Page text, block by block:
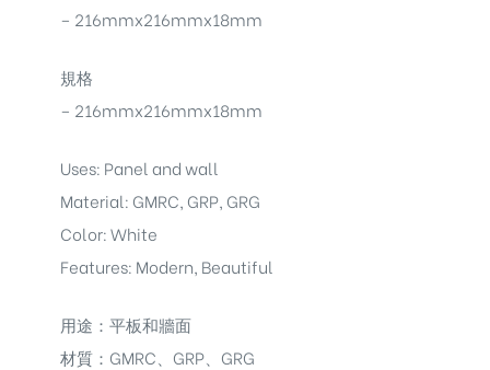
– 216mmx216mmx18mm
規格
– 216mmx216mmx18mm
Uses: Panel and wall
Material: GMRC, GRP, GRG
Color: White
Features: Modern, Beautiful
用途：平板和牆面
材質：GMRC、GRP、GRG